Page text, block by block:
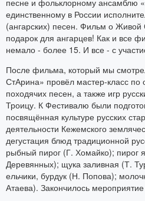
песне и фольклорному ансамблю
единственному в России
(ангарских) песен. Фильм о
подарок для ангарцев! Как и все
немало - более 15. И все - с
После фильма, который мы
СтАрина» провёл мастер-класс по
походячих песен, а также игр
Троицу. К Фестивалю были
посвящённая культуре русских
деятельности Кежемского
дегустация блюд традиционной
рыбный пирог (Г. Хомайко); пирог
Деревянных); щука заливная (Т.
ельчики, бурдук (Н. Попова);
Атаева). Закончилось